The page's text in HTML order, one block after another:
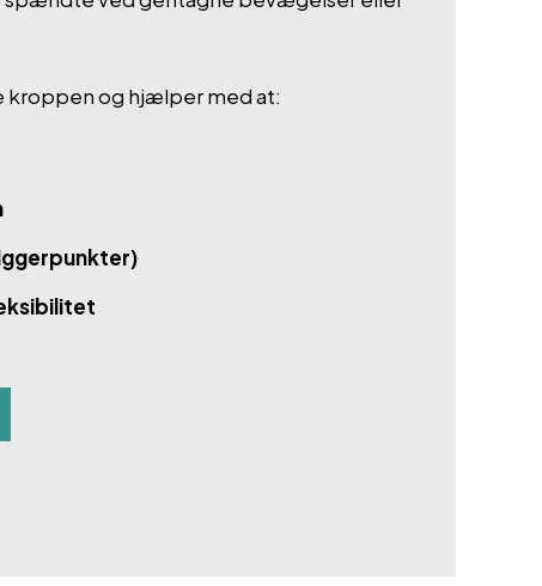
kroppen og hjælper med at: